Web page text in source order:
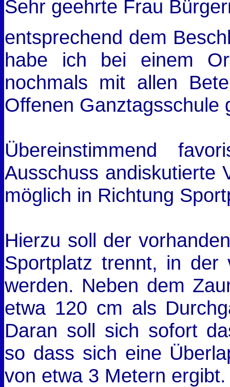
Sehr geehrte Frau
entsprechend dem
habe ich bei einem
nochmals mit allen
Offenen Ganztagsschule
Übereinstimmend
Ausschuss andiskutierte
möglich in Richtung
Hierzu soll der
Sportplatz trennt, in der
werden. Neben dem
etwa 120 cm als
Daran soll sich sofort
so dass sich eine
von etwa 3 Metern ergibt.